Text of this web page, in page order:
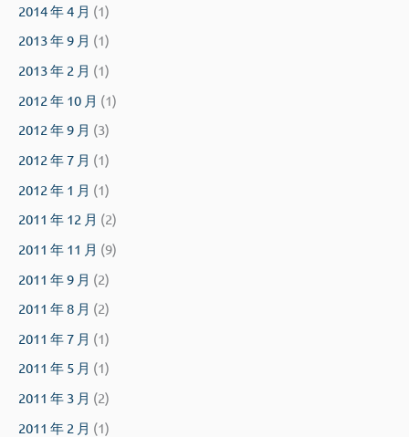
2014 年 4 月 (1)
2013 年 9 月 (1)
2013 年 2 月 (1)
2012 年 10 月 (1)
2012 年 9 月 (3)
2012 年 7 月 (1)
2012 年 1 月 (1)
2011 年 12 月 (2)
2011 年 11 月 (9)
2011 年 9 月 (2)
2011 年 8 月 (2)
2011 年 7 月 (1)
2011 年 5 月 (1)
2011 年 3 月 (2)
2011 年 2 月 (1)